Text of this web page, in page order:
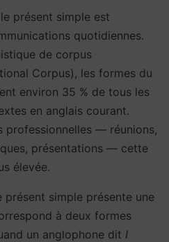
présent simple est
quotidiennes.
de corpus
Corpus), les formes du
environ 35 % de tous les
en anglais courant.
professionnelles — réunions,
présentations — cette
élevée.
présent simple présente une
à deux formes
un anglophone dit I